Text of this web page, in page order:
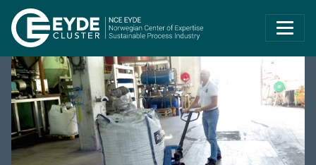
Eyde-Cluster |